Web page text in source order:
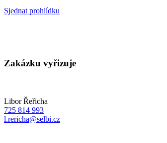
Sjednat prohlídku
Zakázku vyřizuje
Libor Řeřicha
725 814 993
l.rericha@selbi.cz